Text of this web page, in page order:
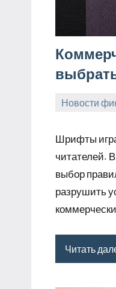
Новости
Шрифты
читателей.
выбор
разрушить
Читать